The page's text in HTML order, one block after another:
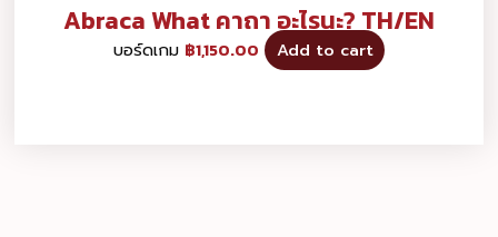
Abraca What คาถา อะไรนะ? TH/EN
บอร์ดเกม ฿1,150.00 Add to cart